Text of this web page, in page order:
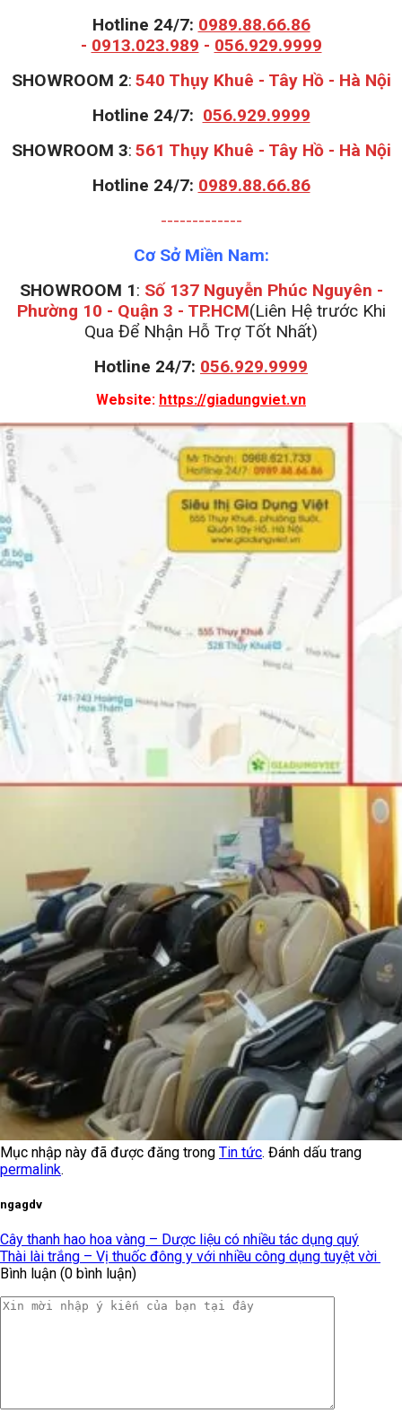
Hotline 24/7: 0989.88.66.86
- 0913.023.989 - 056.929.9999
SHOWROOM 2: 540 Thụy Khuê - Tây Hồ - Hà Nội
Hotline 24/7: 056.929.9999
SHOWROOM 3: 561 Thụy Khuê - Tây Hồ - Hà Nội
Hotline 24/7: 0989.88.66.86
-------------
Cơ Sở Miền Nam:
SHOWROOM 1: Số 137 Nguyễn Phúc Nguyên -
Phường 10 - Quận 3 - TP.HCM(Liên Hệ trước Khi
Qua Để Nhận Hỗ Trợ Tốt Nhất)
Hotline 24/7: 056.929.9999
Website: https://giadungviet.vn
Mục nhập này đã được đăng trong Tin tức. Đánh dấu trang
permalink.
ngagdv
Cây thanh hao hoa vàng – Dược liệu có nhiều tác dụng quý
Thài lài trắng – Vị thuốc đông y với nhiều công dụng tuyệt vời
Bình luận (0 bình luận)